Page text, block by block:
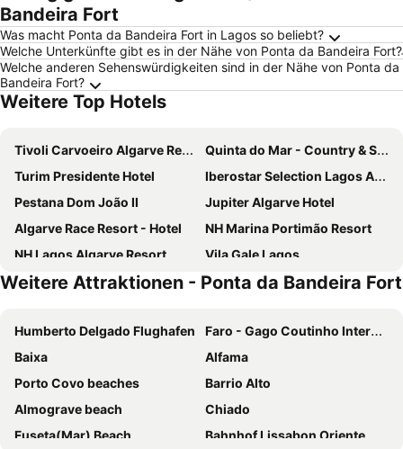
Bandeira Fort
Was macht Ponta da Bandeira Fort in Lagos so beliebt?
Welche Unterkünfte gibt es in der Nähe von Ponta da Bandeira Fort?
Welche anderen Sehenswürdigkeiten sind in der Nähe von Ponta da
Bandeira Fort?
Weitere Top Hotels
Tivoli Carvoeiro Algarve Resort
Quinta do Mar - Country & Sea Village
Turim Presidente Hotel
Iberostar Selection Lagos Algarve
Pestana Dom João II
Jupiter Algarve Hotel
Algarve Race Resort - Hotel
NH Marina Portimão Resort
NH Lagos Algarve Resort
Vila Gale Lagos
Hotel Clube Porto Mos
The Editory By The Sea Lagos
RR Hotel da Rocha
Hotel Algarve Casino
Pestana Palm Gardens
AP Oriental Beach - Adults Friendly
Pestana Alvor Praia
Hotel Dom Manuel
Agua Hotels Riverside
Costa d'Oiro Ambiance Village
Alvor Atlantico Residences Beach Suites
Lagos Atlantic Hotel
Weitere Attraktionen - Ponta da Bandeira Fort
Humberto Delgado Flughafen
Faro - Gago Coutinho Internationaler Flughafen
Baixa
Alfama
Porto Covo beaches
Barrio Alto
Almograve beach
Chiado
Fuseta(Mar) Beach
Bahnhof Lissabon Oriente